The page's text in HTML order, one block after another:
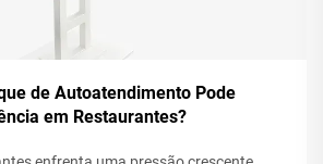
de Autoatendimento Pode
em Restaurantes?